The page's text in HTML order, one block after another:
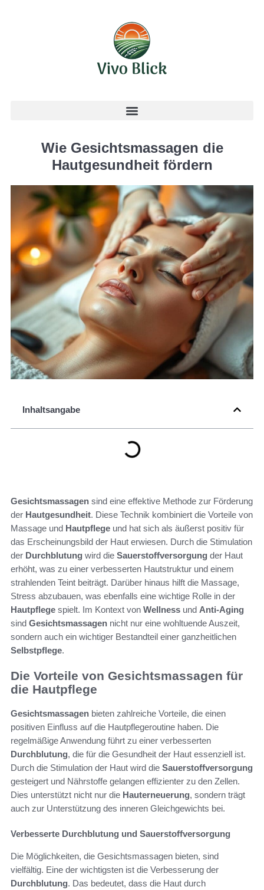
Wie Gesichtsmassagen die
Hautgesundheit fördern
Inhaltsangabe
Gesichtsmassagen sind eine effektive Methode zur Förderung
der Hautgesundheit. Diese Technik kombiniert die Vorteile von
Massage und Hautpflege und hat sich als äußerst positiv für
das Erscheinungsbild der Haut erwiesen. Durch die Stimulation
der Durchblutung wird die Sauerstoffversorgung der Haut
erhöht, was zu einer verbesserten Hautstruktur und einem
strahlenden Teint beiträgt. Darüber hinaus hilft die Massage,
Stress abzubauen, was ebenfalls eine wichtige Rolle in der
Hautpflege spielt. Im Kontext von Wellness und Anti-Aging
sind Gesichtsmassagen nicht nur eine wohltuende Auszeit,
sondern auch ein wichtiger Bestandteil einer ganzheitlichen
Selbstpflege.
Die Vorteile von Gesichtsmassagen für
die Hautpflege
Gesichtsmassagen bieten zahlreiche Vorteile, die einen
positiven Einfluss auf die Hautpflegeroutine haben. Die
regelmäßige Anwendung führt zu einer verbesserten
Durchblutung, die für die Gesundheit der Haut essenziell ist.
Durch die Stimulation der Haut wird die Sauerstoffversorgung
gesteigert und Nährstoffe gelangen effizienter zu den Zellen.
Dies unterstützt nicht nur die Hauterneuerung, sondern trägt
auch zur Unterstützung des inneren Gleichgewichts bei.
Verbesserte Durchblutung und Sauerstoffversorgung
Die Möglichkeiten, die Gesichtsmassagen bieten, sind
vielfältig. Eine der wichtigsten ist die Verbesserung der
Durchblutung. Das bedeutet, dass die Haut durch